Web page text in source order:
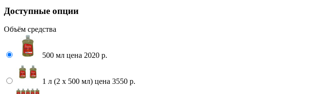
Доступные опции
Объём средства
500 мл цена 2020 р.
1 л (2 х 500 мл) цена 3550 р.